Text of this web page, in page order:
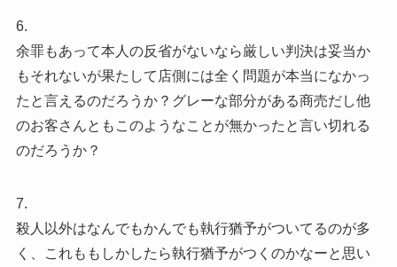
6.
余罪もあって本人の反省がないなら厳しい判決は妥当か
もそれないが果たして店側には全く問題が本当になかっ
たと言えるのだろうか？グレーな部分がある商売だし他
のお客さんともこのようなことが無かったと言い切れる
のだろうか？
7.
殺人以外はなんでもかんでも執行猶予がついてるのが多
く、これももしかしたら執行猶予がつくのかなーと思い